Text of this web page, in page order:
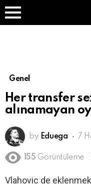
Menü
Genel
Her transfer
alınamayan
by Eduega 7
155 Görüntüleme
Vlahovic de